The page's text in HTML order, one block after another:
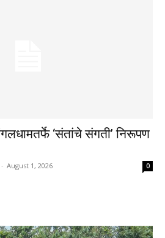
‘संतांचे संगती’ निरूपण
- August 1, 2026 0